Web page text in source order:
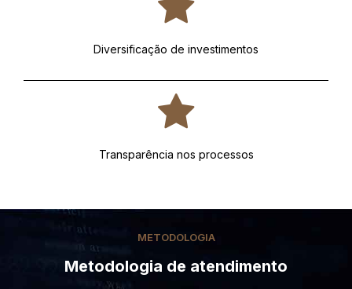
Diversificação de investimentos
Transparência nos processos
METODOLOGIA
Metodologia de atendimento